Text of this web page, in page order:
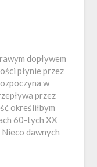
dopływem
płynie przez
w
przez
określiłbym
60-tych XX
dawnych